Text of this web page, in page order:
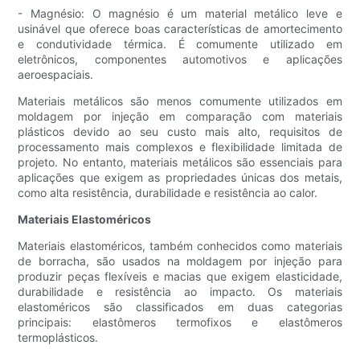
- Magnésio: O magnésio é um material metálico leve e
usinável que oferece boas características de amortecimento
e condutividade térmica. É comumente utilizado em
eletrônicos, componentes automotivos e aplicações
aeroespaciais.
Materiais metálicos são menos comumente utilizados em
moldagem por injeção em comparação com materiais
plásticos devido ao seu custo mais alto, requisitos de
processamento mais complexos e flexibilidade limitada de
projeto. No entanto, materiais metálicos são essenciais para
aplicações que exigem as propriedades únicas dos metais,
como alta resistência, durabilidade e resistência ao calor.
Materiais Elastoméricos
Materiais elastoméricos, também conhecidos como materiais
de borracha, são usados ​​na moldagem por injeção para
produzir peças flexíveis e macias que exigem elasticidade,
durabilidade e resistência ao impacto. Os materiais
elastoméricos são classificados em duas categorias
principais: elastômeros termofixos e elastômeros
termoplásticos.